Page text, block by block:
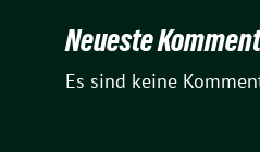
Neueste
Es sind keine